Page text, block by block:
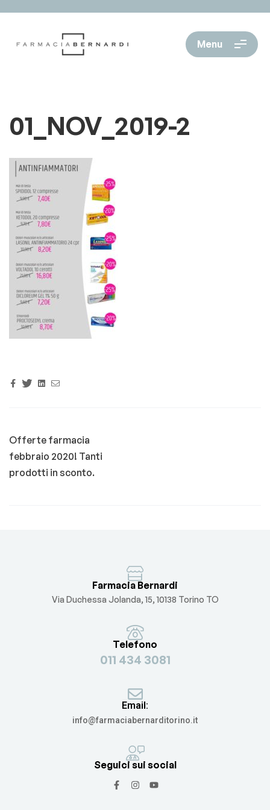
Menu
01_NOV_2019-2
Facebook
TwitterLinkedin
Offerte farmacia
febbraio 2020! Tanti
prodotti in sconto.
Farmacia Bernardi
Via Duchessa Jolanda, 15, 10138 Torino TO
Telefono
011 434 3081
Email:
info@farmaciabernarditorino.it
Seguici sui social